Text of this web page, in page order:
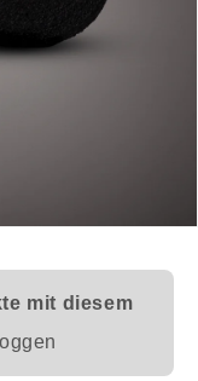
mit diesem